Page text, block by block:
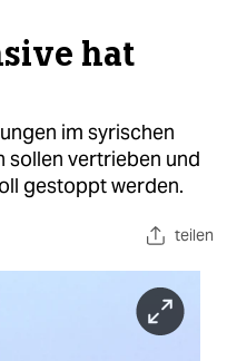
hat
im syrischen
sollen vertrieben und
gestoppt werden.
teilen